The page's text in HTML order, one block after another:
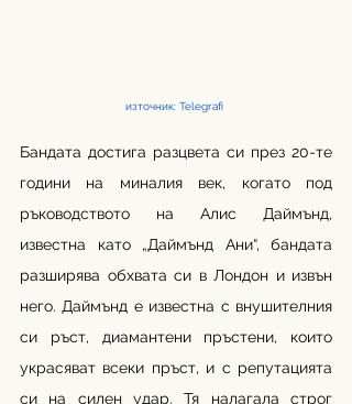
източник: Telegrafi
Бандата достига разцвета си през 20-те
години на миналия век, когато под
ръководството на Алис Даймънд,
известна като „Даймънд Ани“, бандата
разширява обхвата си в Лондон и извън
него. Даймънд е известна с внушителния
си ръст, диамантени пръстени, които
украсяват всеки пръст, и с репутацията
си на силен удар. Тя налагала строг